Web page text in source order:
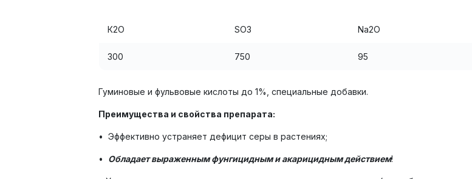
К2О SО3 Na2О
300 750 95
Гуминовые и фульвовые кислоты до 1%, специальные добавки.
Преимущества и свойства препарата:
• Эффективно устраняет дефицит серы в растениях;
• Обладает выраженным фунгицидным и акарицидным действием!